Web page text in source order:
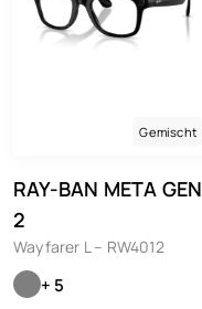
Gemischt
RAY-BAN META GEN
2
Wayfarer L – RW4012
+ 5